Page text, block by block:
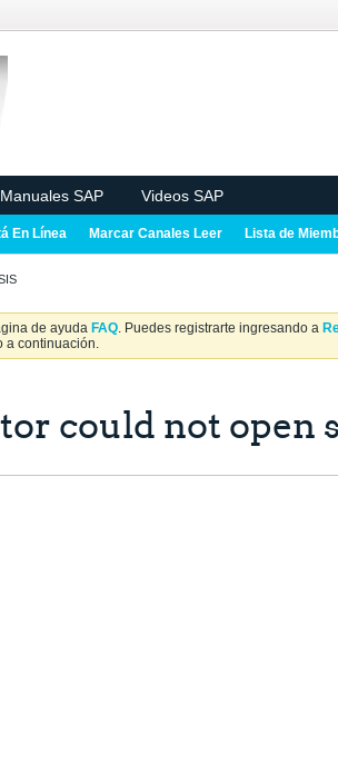
Manuales SAP Videos SAP
En Línea Marcar Canales Leer Lista de
de ayuda FAQ. Puedes registrarte ingresando a
a continuación.
could not open